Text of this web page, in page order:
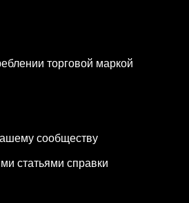
торговой маркой
сообществу
статьями справки